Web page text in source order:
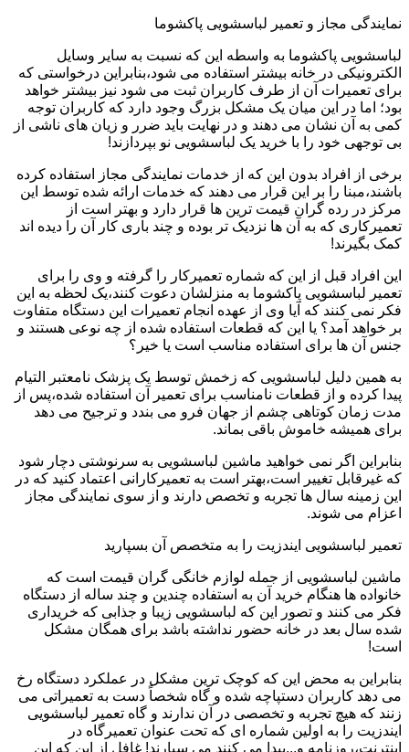
نمایندگی مجاز و تعمیر لباسشویی پاکشوما
لباسشویی پاکشوما به واسطه این که نسبت به سایر وسایل
الکترونیکی در خانه بیشتر استفاده می شود،بنابراین درخواستی که
برای تعمیرات آن از طرف کاربران ثبت می شود نیز بیشتر خواهد
بود؛ اما در این میان یک مشکل بزرگ وجود دارد که کاربران توجه
کمی به آن نشان می دهند و در نهایت باید ضرر و زیان های ناشی از
بی توجهی خود را با خرید یک لباسشویی نو بپردازند!
برخی از افراد بدون این که از خدمات نمایندگی مجاز استفاده کرده
باشند،مبنا را بر این قرار می دهند که خدمات ارائه شده توسط این
مرکز در رده گران قیمت ترین ها قرار دارد و بهتر است از
تعمیرکاری که به آن ها نزدیک تر بوده و چند باری کار آن را دیده اند
کمک بگیرند!
این افراد قبل از این که شماره تعمیرکار را گرفته و وی را برای
تعمیر لباسشویی پاکشوما به منزلشان دعوت کنند،یک لحظه به این
فکر نمی کنند که آیا وی از عهده انجام تعمیرات این دستگاه متفاوت
بر خواهد آمد؟ یا این که قطعات استفاده شده از چه نوعی هستند و
جنس آن ها برای استفاده مناسب است یا خیر؟
به همین دلیل لباسشویی که زخمش توسط یک پزشک نامعتبر التیام
پیدا کرده و از قطعات نامناسب برای تعمیر آن استفاده شده،پس از
مدت زمان کوتاهی چشم از جهان فرو می بندد و ترجیح می دهد
برای همیشه خاموش باقی بماند.
بنابراین اگر نمی خواهید ماشین لباسشویی به سرنوشتی دچار شود
که غیرقابل تغییر است،بهتر است به تعمیرکارانی اعتماد کنید که در
این زمینه سال ها تجربه و تخصص دارند و از سوی نمایندگی مجاز
اعزام می شوند.
تعمیر لباسشویی ایندزیت را به متخصص آن بسپارید
ماشین لباسشویی از جمله لوازم خانگی گران قیمت است که
خانواده ها هنگام خرید آن به استفاده چندین و چند ساله از دستگاه
فکر می کنند و تصور این که لباسشویی زیبا و جذابی که خریداری
شده سال بعد در خانه حضور نداشته باشد برای همگان مشکل
است!
بنابراین به محض این که کوچک ترین مشکل در عملکرد دستگاه رخ
می دهد کاربران دستپاچه شده و گاه شخصاً دست به تعمیراتی می
زنند که هیچ تجربه و تخصصی در آن ندارند و گاه تعمیر لباسشویی
ایندزیت را به اولین شماره ای که تحت عنوان تعمیرگاه در
اینترنت،روزنامه و...پیدا می کنند می سپارند! غافل از این که این